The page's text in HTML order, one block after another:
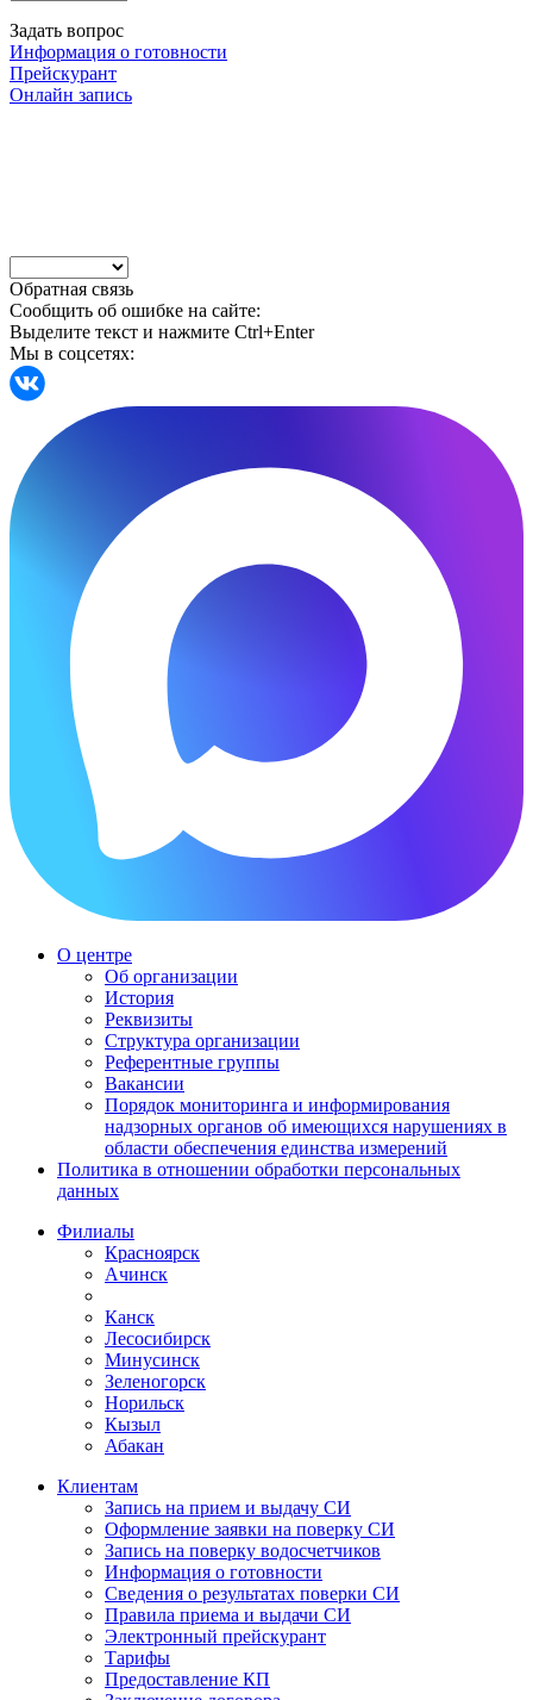
Задать вопрос
Информация о готовности
Прейскурант
Онлайн запись
Обратная связь
Сообщить об ошибке на сайте:
Выделите текст и нажмите Ctrl+Enter
Мы в соцсетях:
О центре
Об организации
История
Реквизиты
Структура организации
Референтные группы
Вакансии
Порядок мониторинга и информирования
надзорных органов об имеющихся нарушениях в
области обеспечения единства измерений
Политика в отношении обработки персональных
данных
Филиалы
Красноярск
Ачинск
Канск
Лесосибирск
Минусинск
Зеленогорск
Норильск
Кызыл
Абакан
Клиентам
Запись на прием и выдачу СИ
Оформление заявки на поверку СИ
Запись на поверку водосчетчиков
Информация о готовности
Сведения о результатах поверки СИ
Правила приема и выдачи СИ
Электронный прейскурант
Тарифы
Предоставление КП